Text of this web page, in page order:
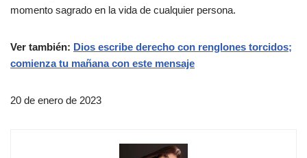
momento sagrado en la vida de cualquier persona.
Ver también: Dios escribe derecho con renglones torcidos;
comienza tu mañana con este mensaje
20 de enero de 2023